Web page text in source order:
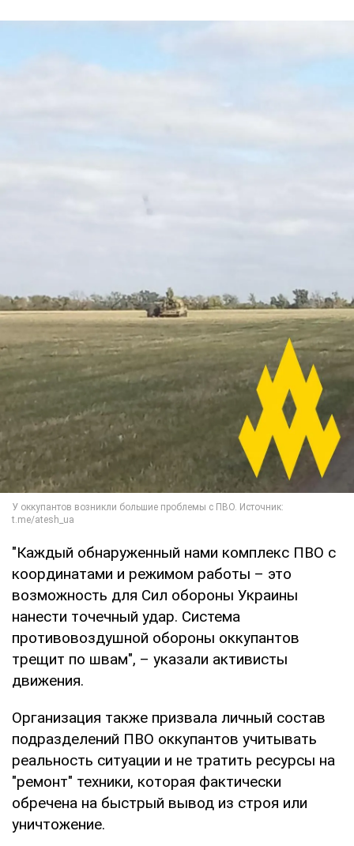
"Каждый обнаруженный нами комплекс ПВО с
координатами и режимом работы – это
возможность для Сил обороны Украины
нанести точечный удар. Система
противовоздушной обороны оккупантов
трещит по швам", – указали активисты
движения.
Организация также призвала личный состав
подразделений ПВО оккупантов учитывать
реальность ситуации и не тратить ресурсы на
"ремонт" техники, которая фактически
обречена на быстрый вывод из строя или
уничтожение.